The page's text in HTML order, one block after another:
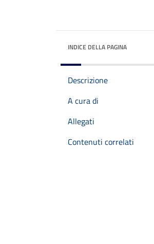
INDICE DELLA PAGINA
Descrizione
A cura di
Allegati
Contenuti correlati